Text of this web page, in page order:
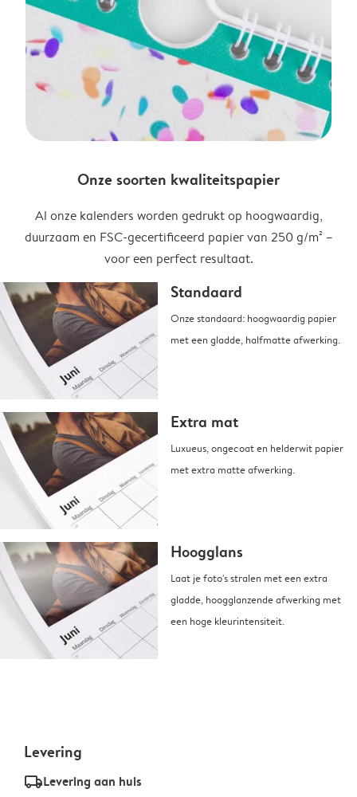
Onze soorten kwaliteitspapier
Al onze kalenders worden gedrukt op hoogwaardig,
duurzaam en FSC-gecertificeerd papier van 250 g/m² –
voor een perfect resultaat.
Standaard
Onze standaard: hoogwaardig papier
met een gladde, halfmatte afwerking.
Extra mat
Luxueus, ongecoat en helderwit papier
met extra matte afwerking.
Hoogglans
Laat je foto's stralen met een extra
gladde, hoogglanzende afwerking met
een hoge kleurintensiteit.
Levering
delivery_standard_v2Levering aan huis